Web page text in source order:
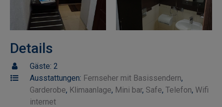
Details
Gäste: 2
Ausstattungen: Fernseher mit Basissendern,
Garderobe, Klimaanlage, Mini bar, Safe, Telefon, Wifi
internet